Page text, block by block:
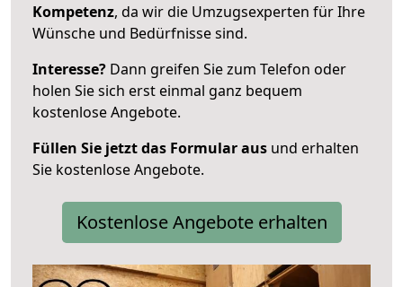
Kompetenz, da wir die Umzugsexperten für Ihre
Wünsche und Bedürfnisse sind.
Interesse? Dann greifen Sie zum Telefon oder
holen Sie sich erst einmal ganz bequem
kostenlose Angebote.
Füllen Sie jetzt das Formular aus und erhalten
Sie kostenlose Angebote.
Kostenlose Angebote erhalten